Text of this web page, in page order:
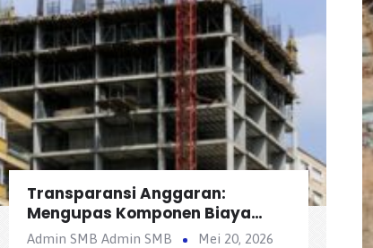
Transparansi Anggaran:
Mengupas Komponen Biaya
Tidak Langsung (Overhead)
Admin SMB Admin SMB Mei 20, 2026